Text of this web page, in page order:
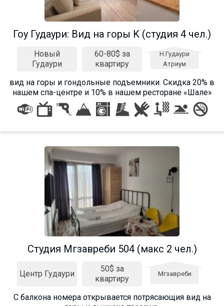
Гоу Гудаури: Вид на горы K (студия 4 чел.)
Новый
Гудаури
60-80$ за
квартиру
Н.Гудаури
Атриум
вид на горы и гондольные подъемники. Cкидка 20% в
нашем спа-центре и 10% в нашем ресторане «Шале»
Студия Мгзавреби 504 (макс 2 чел.)
Центр Гудаури
50$ за
квартиру
Мгзавреби
С балкона номера открывается потрясающия вид на